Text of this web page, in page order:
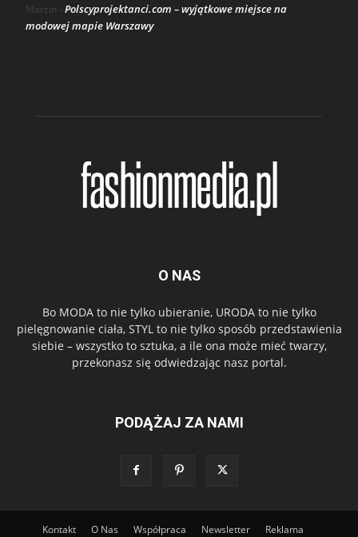
Marcin - Polscyprojektanci.com – wyjątkowe miejsce na
modowej mapie Warszawy
O NAS
Bo MODA to nie tylko ubieranie, URODA to nie tylko
pielęgnowanie ciała, STYL to nie tylko sposób przedstawienia
siebie – wszystko to sztuka, a ile ona może mieć twarzy,
przekonasz się odwiedzając nasz portal.
PODĄŻAJ ZA NAMI
Kontakt O Nas Współpraca Newsletter Reklama